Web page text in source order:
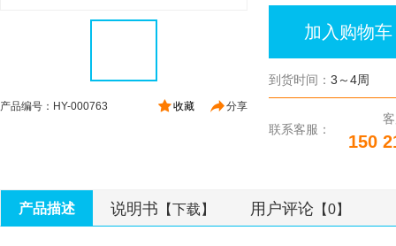
分享
收藏
产品编号：HY-000763
加入购物车
到货时间： 3～4周
联系客服：
150
产品描述 说明书 【下载】 用户评论 【0】